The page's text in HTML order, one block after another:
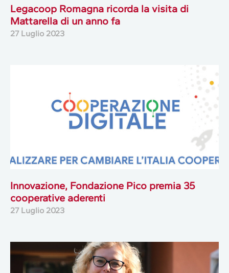
Legacoop Romagna ricorda la visita di
Mattarella di un anno fa
27 Luglio 2023
Innovazione, Fondazione Pico premia 35
cooperative aderenti
27 Luglio 2023